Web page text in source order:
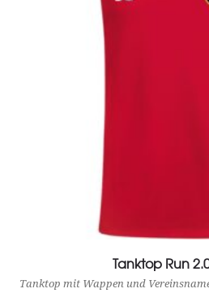
View
Tanktop Run
Tanktop mit Wappen und